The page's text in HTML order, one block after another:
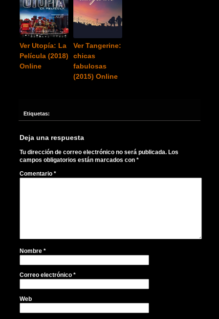
Ver Utopía: La
Película (2018)
Online
Ver Tangerine:
chicas
fabulosas
(2015) Online
Etiquetas:
Deja una respuesta
Tu dirección de correo electrónico no será publicada. Los
campos obligatorios están marcados con *
Comentario *
Nombre *
Correo electrónico *
Web